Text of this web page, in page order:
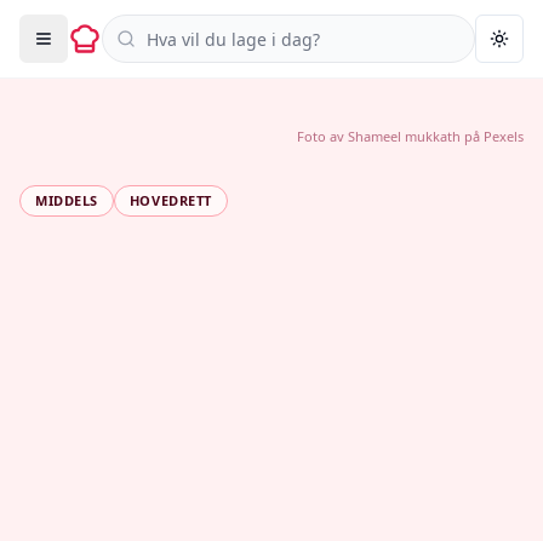
Søk i oppskrifter
MIDDELS HOVEDRETT
Foto av Shameel mukkath på Pexels